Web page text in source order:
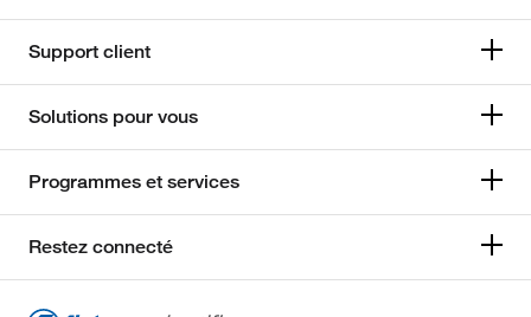
Support client
Solutions pour vous
Programmes et services
Restez connecté